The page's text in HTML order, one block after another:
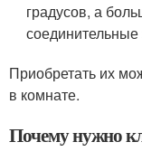
градусов, а
Приобретать их
в комнате.
Почему нужно